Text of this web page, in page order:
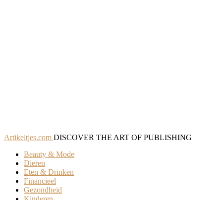
Artikeltjes.com DISCOVER THE ART OF PUBLISHING
Beauty & Mode
Dieren
Eten & Drinken
Financieel
Gezondheid